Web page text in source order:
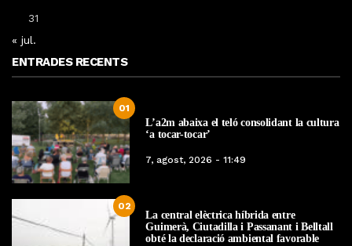
31
« jul.
ENTRADES RECENTS
01
L’a2m abaixa el teló consolidant la cultura
‘a tocar-tocar’
7, agost, 2026 - 11:49
02
La central elèctrica híbrida entre
Guimerà, Ciutadilla i Passanant i Belltall
obté la declaració ambiental favorable